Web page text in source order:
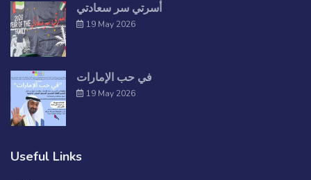
أسرتي سر سعادتي
19 May 2026
في حب الإمارات
19 May 2026
Useful Links